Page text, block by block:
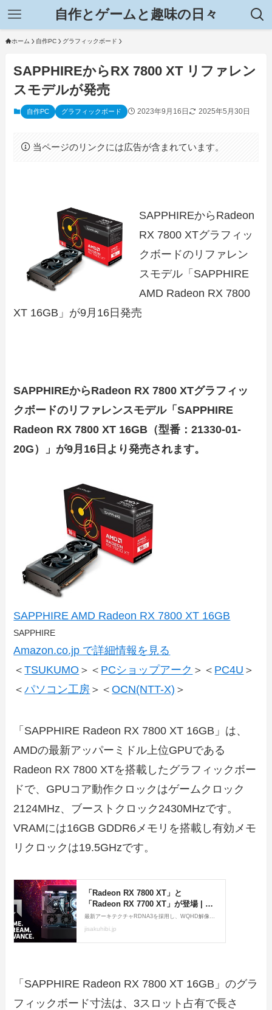
自作とゲームと趣味の日々
ホーム 自作PC グラフィックボード
SAPPHIREからRX 7800 XT リファレン
スモデルが発売
自作PC グラフィックボード 2023年9月16日 2025年5月30日
当ページのリンクには広告が含まれています。
SAPPHIREからRadeon
RX 7800 XTグラフィッ
クボードのリファレン
スモデル「SAPPHIRE
AMD Radeon RX 7800
XT 16GB」が9月16日発売
SAPPHIREからRadeon RX 7800 XTグラフィッ
クボードのリファレンスモデル「SAPPHIRE
Radeon RX 7800 XT 16GB（型番：21330-01-
20G）」が9月16日より発売されます。
SAPPHIRE AMD Radeon RX 7800 XT 16GB
SAPPHIRE
Amazon.co.jp で詳細情報を見る
＜TSUKUMO ＞＜ PCショップアーク ＞＜ PC4U ＞
＜パソコン工房 ＞＜OCN(NTT-X) ＞
「SAPPHIRE Radeon RX 7800 XT 16GB」は、
AMDの最新アッパーミドル上位GPUである
Radeon RX 7800 XTを搭載したグラフィックボー
ドで、GPUコア動作クロックはゲームクロック
2124MHz、ブーストクロック2430MHzです。
VRAMには16GB GDDR6メモリを搭載し有効メモ
リクロックは19.5GHzです。
「SAPPHIRE Radeon RX 7800 XT 16GB」のグラ
フィックボード寸法は、3スロット占有で長さ